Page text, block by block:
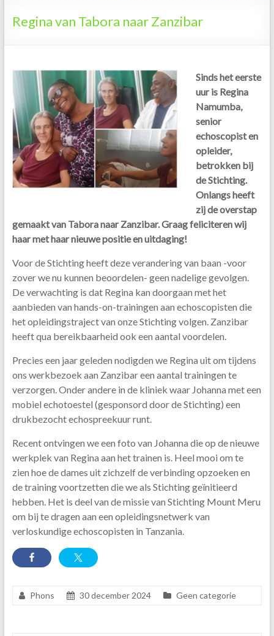
Tanzania
Regina van Tabora naar Zanzibar
Sinds het eerste
uur is Regina
Namumba,
senior
echoscopist en
opleider,
betrokken bij
de Stichting.
Onlangs heeft
zij de overstap
gemaakt van Tabora naar Zanzibar. Graag feliciteren wij
haar met haar nieuwe positie en uitdaging!
Voor de Stichting heeft deze verandering van baan -voor
zover we nu kunnen beoordelen- geen nadelige gevolgen.
De verwachting is dat Regina kan doorgaan met het
aanbieden van hands-on-trainingen aan echoscopisten die
het opleidingstraject van onze Stichting volgen. Zanzibar
heeft qua bereikbaarheid ook een aantal voordelen.
Precies een jaar geleden nodigden we Regina uit om tijdens
ons werkbezoek aan Zanzibar een aantal trainingen te
verzorgen. Onder andere in de kliniek waar Johanna met een
mobiel echotoestel (gesponsord door de Stichting) een
drukbezocht echospreekuur runt.
Recent ontvingen we een foto van Johanna die op de nieuwe
werkplek van Regina aan het trainen is. Heel mooi om te
zien hoe de dames uit zichzelf de verbinding opzoeken en
de training voortzetten die we als Stichting geïnitieerd
hebben. Het is deel van de missie van Stichting Mount Meru
om bij te dragen aan een opleidingsnetwerk van
verloskundige echoscopisten in Tanzania.
Phons 30 december 2024 Geen categorie